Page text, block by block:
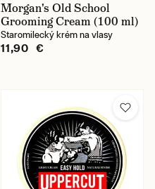
Morgan's Old School
Grooming Cream (100 ml)
Staromilecký krém na vlasy
11,90 €